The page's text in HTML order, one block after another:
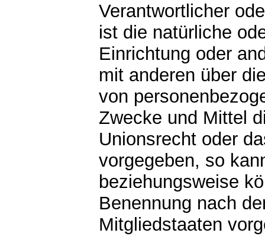
Verantwortlicher
ist die natürliche
Einrichtung oder
mit anderen über
von
Zwecke und Mittel
Unionsrecht oder
vorgegeben, so
beziehungsweise
Benennung nach
Mitgliedstaaten